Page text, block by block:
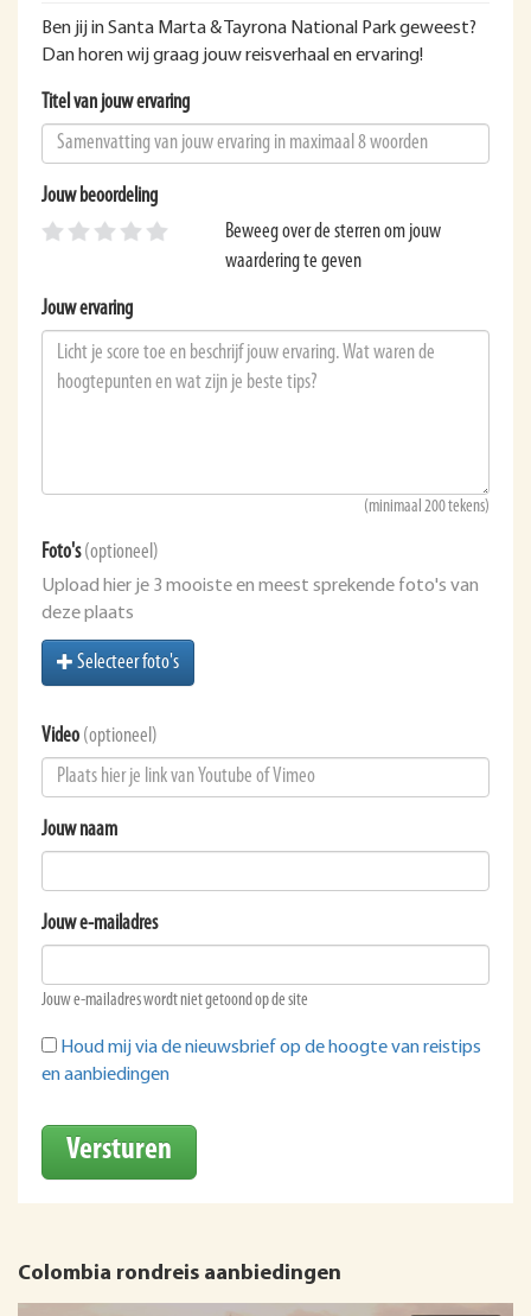
Ben jij in Santa Marta & Tayrona National Park geweest?
Dan horen wij graag jouw reisverhaal en ervaring!
Titel van jouw ervaring
Jouw beoordeling
Beweeg over de sterren om jouw
waardering te geven
Jouw ervaring
(minimaal 200 tekens)
Foto's (optioneel)
Upload hier je 3 mooiste en meest sprekende foto's van
deze plaats
Selecteer foto's
Video (optioneel)
Jouw naam
Jouw e-mailadres
Jouw e-mailadres wordt niet getoond op de site
Houd mij via de nieuwsbrief op de hoogte van reistips
en aanbiedingen
Versturen
Colombia rondreis aanbiedingen